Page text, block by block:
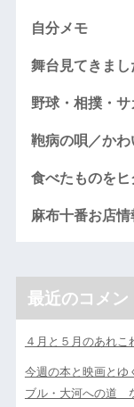
自分メモ
舞台見てきまし
野球・相撲・
鞄病の唄／かわ
食べたものを
麻布十番お店情
最近のコメン
４月と５月のあれこ
今週の本と映画とゆ
ブル・大河への道